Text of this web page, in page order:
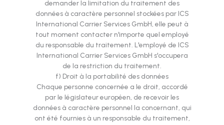
demander la limitation du traitement des
données à caractère personnel stockées par ICS
International Carrier Services GmbH, elle peut à
tout moment contacter n'importe quel employé
du responsable du traitement. L'employé de ICS
International Carrier Services GmbH s'occupera
de la restriction du traitement.
f) Droit à la portabilité des données
Chaque personne concernée a le droit, accordé
par le législateur européen, de recevoir les
données à caractère personnel la concernant, qui
ont été fournies à un responsable du traitement,